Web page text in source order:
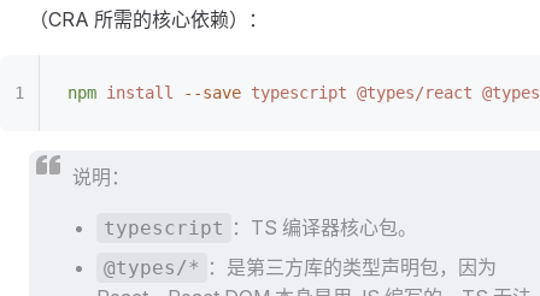
（CRA 所需的核心依赖）：
npm install --save typescript @types/react
说明：
typescript ：TS 编译器核心包。
@types/* ：是第三方库的类型声明包，因为